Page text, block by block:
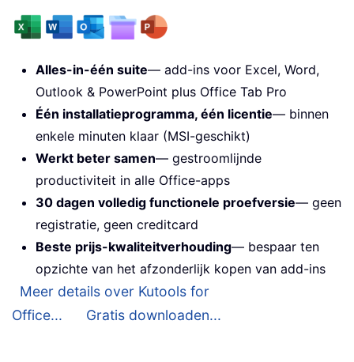
Alles-in-één suite— add-ins voor Excel, Word,
Outlook & PowerPoint plus Office Tab Pro
Één installatieprogramma, één licentie— binnen
enkele minuten klaar (MSI-geschikt)
Werkt beter samen— gestroomlijnde
productiviteit in alle Office-apps
30 dagen volledig functionele proefversie— geen
registratie, geen creditcard
Beste prijs-kwaliteitverhouding— bespaar ten
opzichte van het afzonderlijk kopen van add-ins
Meer details over Kutools for
Office...
Gratis downloaden...